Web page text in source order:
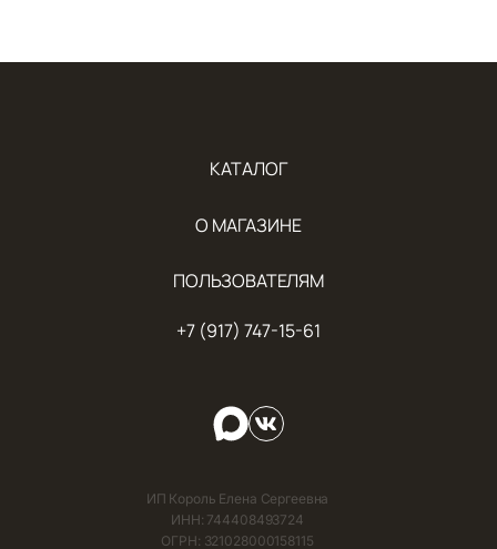
КАТАЛОГ
О МАГАЗИНЕ
ПОЛЬЗОВАТЕЛЯМ
+7 (917) 747-15-61
ИП Король Елена Сергеевна
ИНН: 744408493724
ОГРН: 321028000158115